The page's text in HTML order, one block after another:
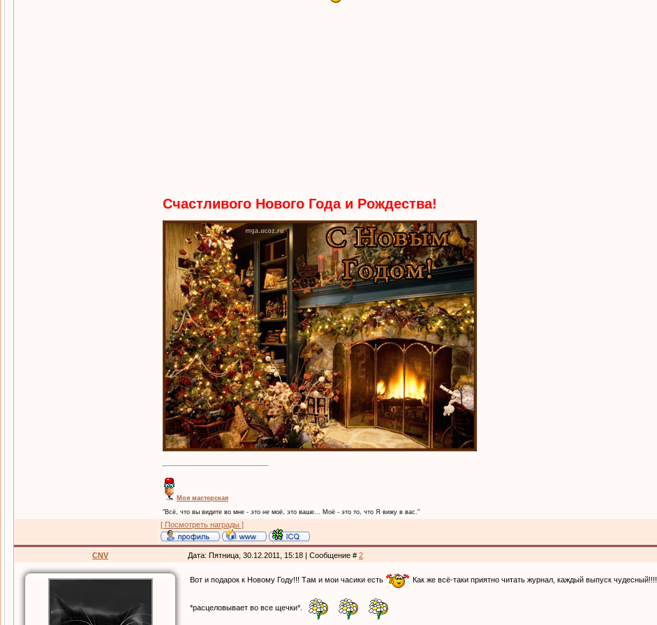
Счастливого Нового Года и Рождества!
Моя мастерская
"Всё, что вы видите во мне - это не моё, это ваше... Моё - это то, что Я вижу в вас."
[ Посмотреть награды ]
CNV Дата: Пятница, 30.12.2011, 15:18 | Сообщение # 2
Вот и подарок к Новому Году!!! Там и мои часики есть Как же всё-таки приятно читать журнал, каждый выпуск чудесный!!!!
*расцеловывает во все щечки*.